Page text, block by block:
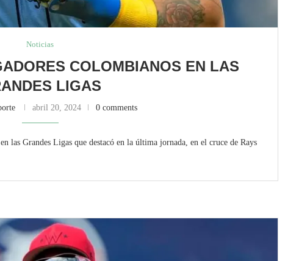
Noticias
COLOMBIANOS EN LAS
LIGAS
abril 20, 2024 0 comments
las Grandes Ligas que destacó en la última jornada, en el cruce de Rays